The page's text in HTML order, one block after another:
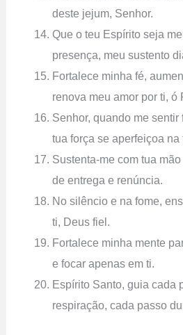
deste jejum, Senhor.
Que o teu Espírito seja
presença, meu sustento
Fortalece minha fé,
renova meu amor por ti, ó
Senhor, quando me sentir
tua força se aperfeiçoa na
Sustenta-me com tua
de entrega e renúncia.
No silêncio e na fome,
ti, Deus fiel.
Fortalece minha mente
e focar apenas em ti.
Espírito Santo, guia cada
respiração, cada passo